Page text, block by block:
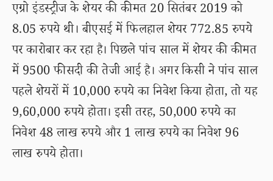
एग्रो इंडस्ट्रीज के शेयर की कीमत 20 सितंबर 2019 को
8.05 रुपये थी। बीएसई में फिलहाल शेयर 772.85 रुपये
पर कारोबार कर रहा है। पिछले पांच साल में शेयर की कीमत
में 9500 फीसदी की तेजी आई है। अगर किसी ने पांच साल
पहले शेयरों में 10,000 रुपये का निवेश किया होता, तो यह
9,60,000 रुपये होता। इसी तरह, 50,000 रुपये का
निवेश 48 लाख रुपये और 1 लाख रुपये का निवेश 96
लाख रुपये होता।